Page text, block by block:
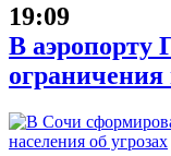
19:09
В аэропорту
ограничения